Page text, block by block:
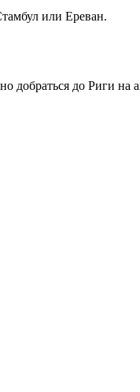
или Ереван.
добраться до Риги на